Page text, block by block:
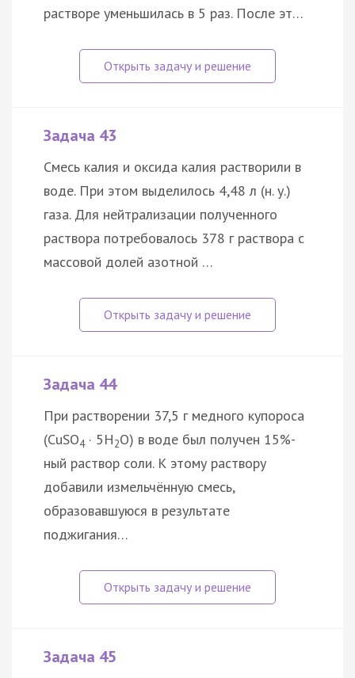
растворе уменьшилась в 5 раз. После эт…
Задача 43
Смесь калия и оксида калия растворили в
воде. При этом выделилось 4,48 л (н. у.)
газа. Для нейтрализации полученного
раствора потребовалось 378 г раствора с
массовой долей азотной …
Задача 44
При растворении 37,5 г медного купороса
(CuSO4 · 5H2O) в воде был получен 15%-
ный раствор соли. К этому раствору
добавили измельчённую смесь,
образовавшуюся в результате
поджигания…
Задача 45